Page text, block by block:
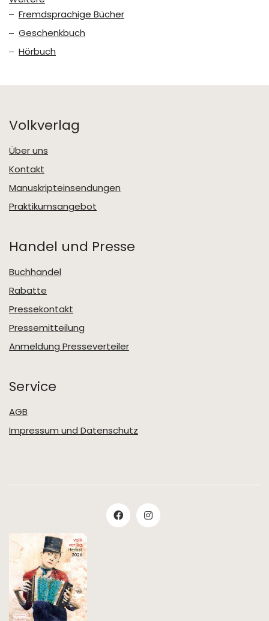
Fremdsprachige Bücher
Geschenkbuch
Hörbuch
Volkverlag
Über uns
Kontakt
Manuskripteinsendungen
Praktikumsangebot
Handel und Presse
Buchhandel
Rabatte
Pressekontakt
Pressemitteilung
Anmeldung Presseverteiler
Service
AGB
Impressum und Datenschutz